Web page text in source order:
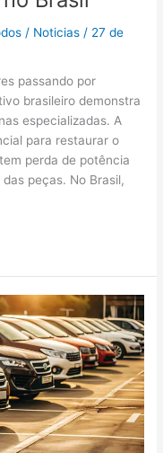
/ Noticias / 27 de
passando por
brasileiro demonstra
especializadas. A
para restaurar o
perda de potência
peças. No Brasil,